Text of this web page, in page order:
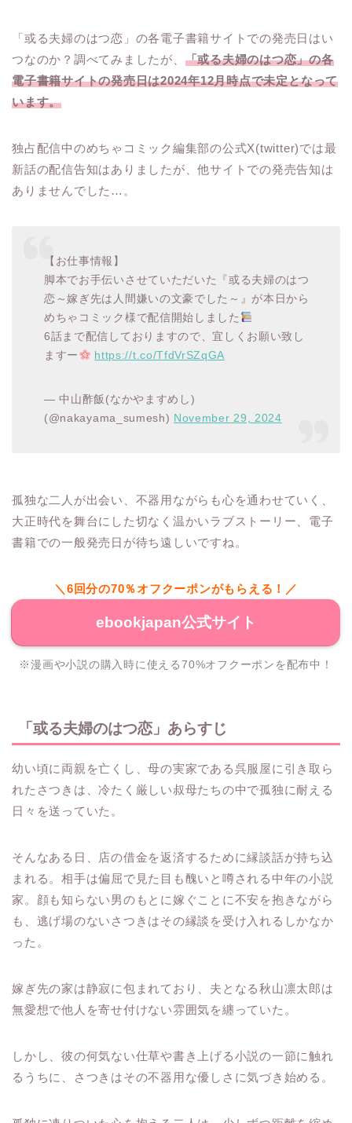
「或る夫婦のはつ恋」の各電子書籍サイトでの発売日はい
つなのか？調べてみましたが、 「或る夫婦のはつ恋」の各
電子書籍サイトの発売日は2024年12月時点で未定となって
います。
独占配信中のめちゃコミック編集部の公式X(twitter)では最
新話の配信告知はありましたが、他サイトでの発売告知は
ありませんでした…。
【お仕事情報】
脚本でお手伝いさせていただいた『或る夫婦のはつ
恋～嫁ぎ先は人間嫌いの文豪でした～』が本日から
めちゃコミック様で配信開始しました
6話まで配信しておりますので、宜しくお願い致し
ますー
https://t.co/TfdVrSZqGA
— 中山酢飯(なかやますめし)
(@nakayama_sumesh) November 29, 2024
孤独な二人が出会い、不器用ながらも心を通わせていく、
大正時代を舞台にした切なく温かいラブストーリー、電子
書籍での一般発売日が待ち遠しいですね。
＼6回分の70％オフクーポンがもらえる！／
ebookjapan公式サイト
※漫画や小説の購入時に使える70%オフクーポンを配布中！
「或る夫婦のはつ恋」あらすじ
幼い頃に両親を亡くし、母の実家である呉服屋に引き取ら
れたさつきは、冷たく厳しい叔母たちの中で孤独に耐える
日々を送っていた。
そんなある日、店の借金を返済するために縁談話が持ち込
まれる。相手は偏屈で見た目も醜いと噂される中年の小説
家。顔も知らない男のもとに嫁ぐことに不安を抱きながら
も、逃げ場のないさつきはその縁談を受け入れるしかなか
った。
嫁ぎ先の家は静寂に包まれており、夫となる秋山凛太郎は
無愛想で他人を寄せ付けない雰囲気を纏っていた。
しかし、彼の何気ない仕草や書き上げる小説の一節に触れ
るうちに、さつきはその不器用な優しさに気づき始める。